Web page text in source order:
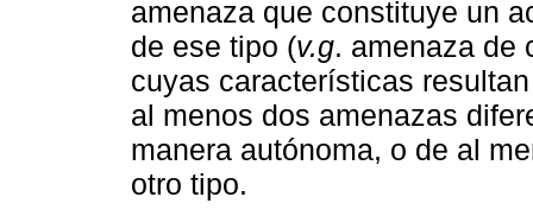
amenaza que constituye un
de ese tipo (v.g. amenaza de
cuyas características
al menos dos amenazas
manera autónoma, o de al
otro tipo.